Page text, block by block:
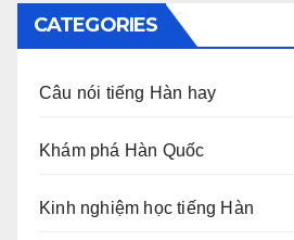
CATEGORIES
Câu nói tiếng Hàn hay
Khám phá Hàn Quốc
Kinh nghiệm học tiếng Hàn